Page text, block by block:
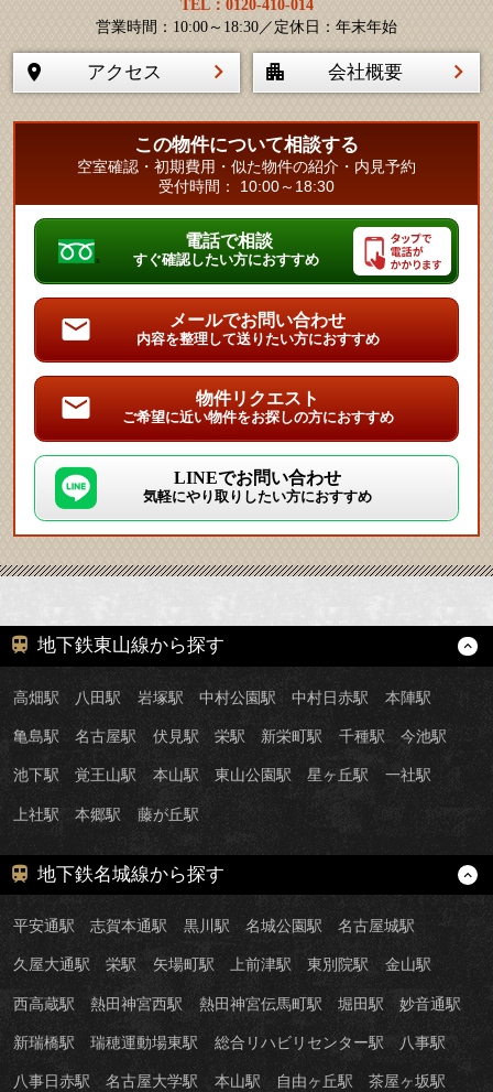
TEL：0120-410-014
営業時間：10:00～18:30／定休日：年末年始
アクセス 会社概要
この物件について相談する
空室確認・初期費用・似た物件の紹介・内見予約
受付時間： 10:00～18:30
電話で相談
すぐ確認したい方におすすめ
メールでお問い合わせ
内容を整理して送りたい方におすすめ
物件リクエスト
ご希望に近い物件をお探しの方におすすめ
LINEでお問い合わせ
気軽にやり取りしたい方におすすめ
地下鉄東山線から探す
高畑駅 八田駅 岩塚駅 中村公園駅 中村日赤駅 本陣駅
亀島駅 名古屋駅 伏見駅 栄駅 新栄町駅 千種駅 今池駅
池下駅 覚王山駅 本山駅 東山公園駅 星ヶ丘駅 一社駅
上社駅 本郷駅 藤が丘駅
地下鉄名城線から探す
平安通駅 志賀本通駅 黒川駅 名城公園駅 名古屋城駅
久屋大通駅 栄駅 矢場町駅 上前津駅 東別院駅 金山駅
西高蔵駅 熱田神宮西駅 熱田神宮伝馬町駅 堀田駅 妙音通駅
新瑞橋駅 瑞穂運動場東駅 総合リハビリセンター駅 八事駅
八事日赤駅 名古屋大学駅 本山駅 自由ヶ丘駅 茶屋ヶ坂駅